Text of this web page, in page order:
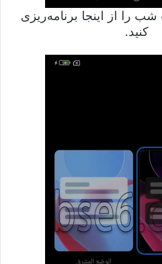
شب را از اینجا برنامه‌ریزی
کنید.